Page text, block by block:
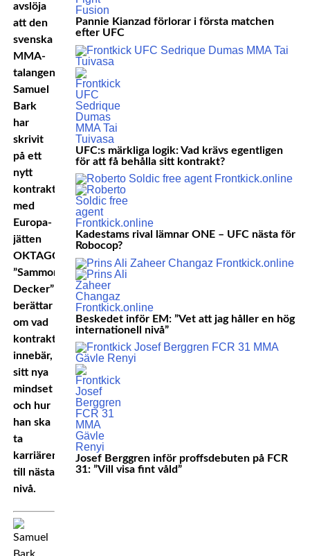
avslöja
att den
svenska
MMA-
talangen
Samuel
Bark
har
skrivit
på ett
nytt
kontrakt
med
Europa-
jätten
OKTAGON.
”Sammon
Decker”
berättar
om vad
kontraktet
innebär,
sitt nya
mindset
och hur
han ska
ta
karriären
till nästa
nivå.
Pannie Kianzad förlorar i första matchen
efter UFC
UFC:s märkliga logik: Vad krävs egentligen
för att få behålla sitt kontrakt?
Kadestams rival lämnar ONE – UFC nästa för
Robocop?
Beskedet inför EM: ”Vet att jag håller en hög
internationell nivå”
Josef Berggren inför proffsdebuten på FCR
31: ”Vill visa fint våld”